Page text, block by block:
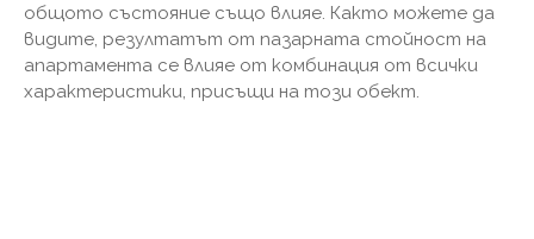
общото състояние също влияе. Както можете да
видите, резултатът от пазарната стойност на
апартамента се влияе от комбинация от всички
характеристики, присъщи на този обект.